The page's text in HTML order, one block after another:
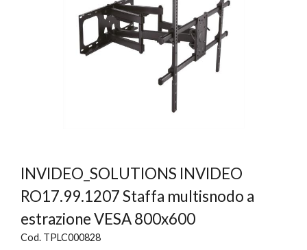
INVIDEO_SOLUTIONS INVIDEO
RO17.99.1207 Staffa multisnodo a
estrazione VESA 800x600
Cod. TPLC000828